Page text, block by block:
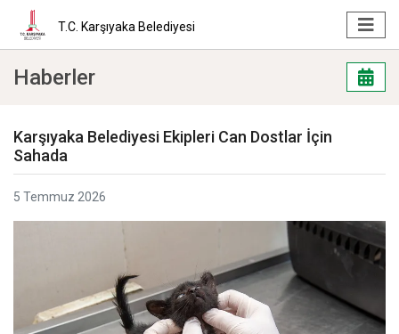
T.C. Karşıyaka Belediyesi
Haberler
Karşıyaka Belediyesi Ekipleri Can Dostlar İçin
Sahada
5 Temmuz 2026